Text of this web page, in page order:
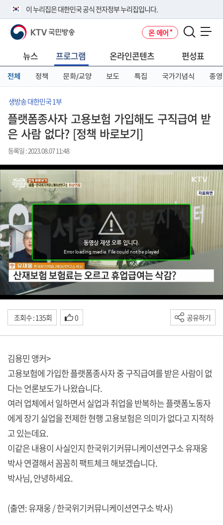
이 누리집은 대한민국 공식 전자정부 누리집입니다.
공식 누리집 주소 확인하기
니다.
이밖에 or.kr 또는 .kr등 다른 도메인 주소를 사용하고 있다면 아래 URL에
서 도메인 주소를 확인해 보세요
KTV 국민방송 온 에어
뉴스 프로그램 온라인콘텐츠 편성표
전체 정책 문화/교양 보도 특집 국가기념식 종영
생방송 대한민국 1부
플랫폼종사자 고용보험 가입해도 구직급여 받
은 사람 없다? [정책 바로보기]
등록일 : 2023.08.07 11:48
조회수 : 135회 0 공유하기
김용민 앵커>
고용보험에 가입한 플랫폼종사자 중 구직급여를 받은 사람이 없
다는 언론보도가 나왔습니다.
여러 업체에서 일하면서 실업과 취업을 반복하는 플랫폼노동자
에게 장기 실업을 전제한 현행 고용보험은 의미가 없다고 지적하
고 있는데요.
이같은 내용이 사실인지 한국위기커뮤니케이션연구소 유재웅
박사 연결해서 꼼꼼히 팩트체크 해보겠습니다.
박사님, 안녕하세요.
(출연: 유재웅 / 한국위기커뮤니케이션연구소 박사)